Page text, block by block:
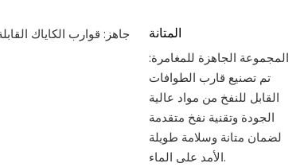
المتانة
المجموعة الجاهزة للمغامرة:
تم تصنيع قارب الطوافات
القابل للنفخ من مواد عالية
الجودة وتقنية نفخ متقدمة
لضمان متانة وسلامة طويلة
الأمد على الماء.